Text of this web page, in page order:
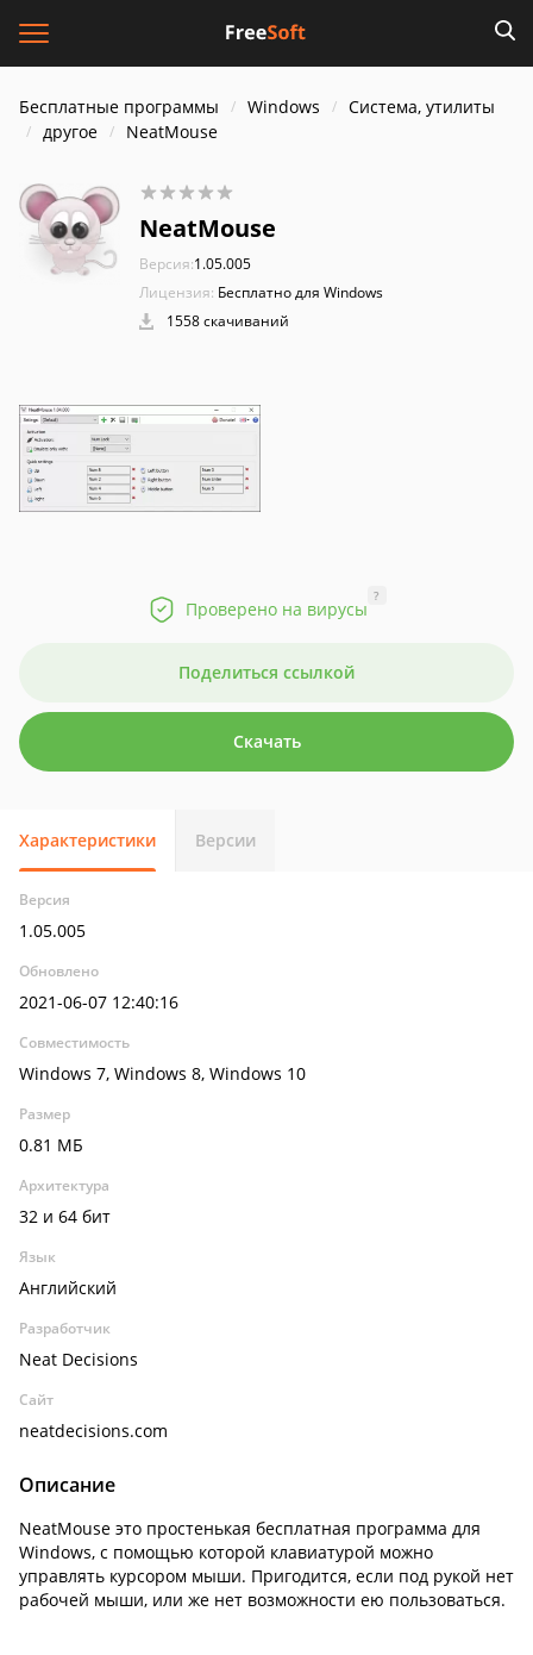
Бесплатные программы Windows
Система, утилиты
другое
NeatMouse
NeatMouse
Версия:1.05.005
Лицензия: Бесплатно для Windows
1558 скачиваний
Проверено на вирусы
?
Поделиться ссылкой
Скачать
Характеристики Версии
Версия
1.05.005
Обновлено
2021-06-07 12:40:16
Совместимость
Windows 7, Windows 8, Windows 10
Размер
0.81 МБ
Архитектура
32 и 64 бит
Язык
Английский
Разработчик
Neat Decisions
Сайт
neatdecisions.com
Описание
NeatMouse это простенькая бесплатная программа для
Windows, с помощью которой клавиатурой можно
управлять курсором мыши. Пригодится, если под рукой нет
рабочей мыши, или же нет возможности ею пользоваться.